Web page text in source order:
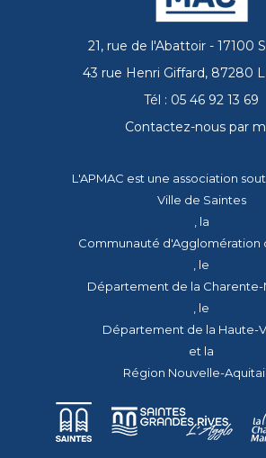
21, rue de l'Abattoir - 17100
43 rue Henri Giffard, 87280
Tél : 05 46 92 13 69
Contactez-nous par
L'APMAC est une association
Ville de Saintes
, la
Communauté d'Agglomération
, le
Département de la
, le
Département de la Haute-
et la
Région Nouvelle-